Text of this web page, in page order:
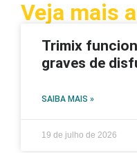
Veja mais
Trimix
graves de
SAIBA MAIS »
19 de julho de 2026